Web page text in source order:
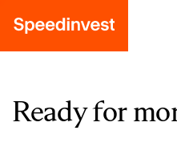
Ready for